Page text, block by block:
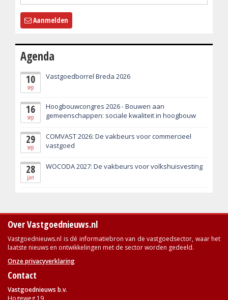
Aanmelden
Agenda
10
sep
Vastgoedborrel Breda 2026
16
sep
Hoogbouwcongres 2026 - Bouwen aan
gemeenschappen: sociale kwaliteit in hoogbouw
29
sep
COMVAST 2026: De vakbeurs voor commercieel
vastgoed
28
jan
WOCODA 2027: De vakbeurs voor volkshuisvesting
Over Vastgoednieuws.nl
Vastgoednieuws.nl is dé informatiebron van de vastgoedsector, waar het
laatste nieuws en ontwikkelingen met de sector worden gedeeld.
Onze privacyverklaring
Contact
Vastgoednieuws b.v.